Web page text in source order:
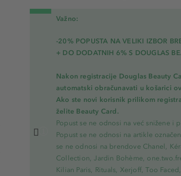
Važno:
-20% POPUSTA NA VELIKI IZBOR
+ DO DODATNIH 6% S DOUGLAS
Nakon registracije Douglas Beauty
automatski obračunavati u košarici
Ako ste novi korisnik prilikom
želite Beauty Card.
Popust se ne odnosi na već snižene i
Popust se ne odnosi na artikle
se ne odnosi na brendove Chanel,
Collection, Jardin Bohème,
Kilian Paris, Rituals, Xerjoff, Too